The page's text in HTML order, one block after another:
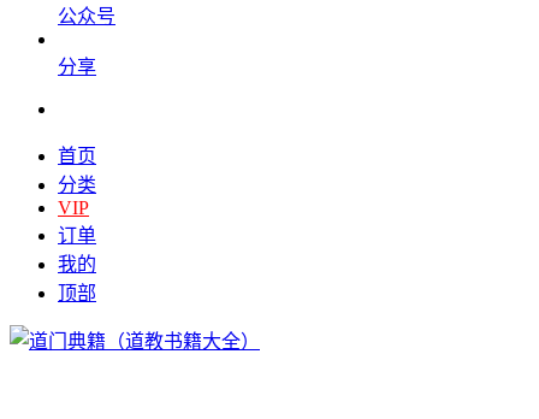
公众号
分享
首页
分类
VIP
订单
我的
顶部